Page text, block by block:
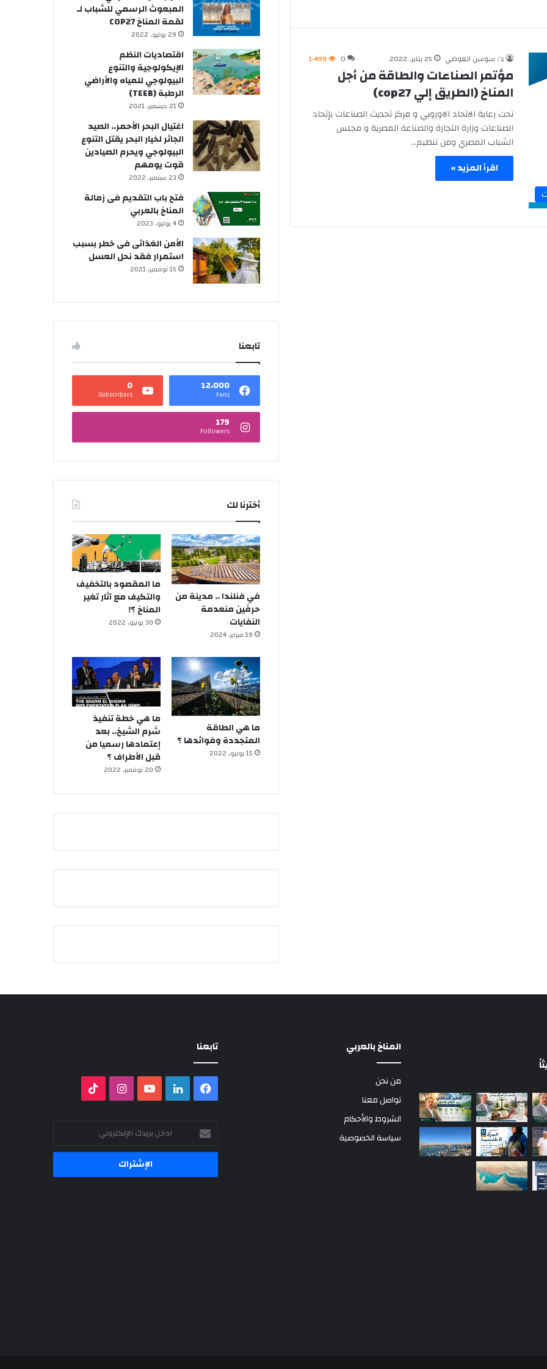
د/ سوسن العوضي 25 يناير, 2022 0 1٬499
مؤتمر الصناعات والطاقة من أجل
المناخ (الطريق إلي cop27)
تحت رعاية الاتحاد الاوروبي و مركز تحديث الصناعات بإتحاد
الصناعات وزارة التجارة والصناعة المصرية و مجلس
الشباب المصري ومن تنظيم…
اقرأ المزيد »
المبعوث الرسمي للشباب لـ
لقمة المناخ COP27
29 يوليو, 2022
اقتصاديات النظم
الإيكولوجية والتنوع
البيولوجي للمياه والأراضي
الرطبة (TEEB)
21 ديسمبر, 2021
اغتيال البحر الأحمر.. الصيد
الجائر لخيار البحر يقتل التنوع
البيولوجي ويحرم الصيادين
قوت يومهم
23 سبتمبر, 2022
فتح باب التقديم فى زمالة
المناخ بالعربي
4 يوليو, 2023
الأمن الغذائى فى خطر بسبب
استمرار فقد نحل العسل
15 نوفمبر, 2021
تابعنا
12٬000
Fans
0
Subscribers
179
Followers
أخترنا لك
في فنلندا .. مدينة من
حرفَين منعدمة
النفايات
19 فبراير, 2024
ما المقصود بالتخفيف
والتكيف مع آثار تغير
المناخ ؟!
30 يونيو, 2022
ما هي الطاقة
المتجددة وفوائدها ؟
15 يونيو, 2022
ما هي خطة تنفيذ
شرم الشيخ.. بعد
إعتمادها رسميا من
قبل الأطراف ؟
20 نوفمبر, 2022
المناخ بالعربي
من نحن
تواصل معنا
الشروط والأحكام
سياسة الخصوصية
تابعنا
فيسبوك لينكدإن ‫YouTubeانستقرام
ادخل
بريدك
الإلكتروني